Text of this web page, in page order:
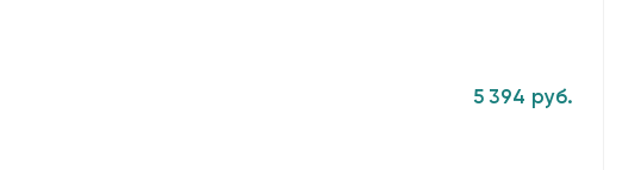
5 394 руб.